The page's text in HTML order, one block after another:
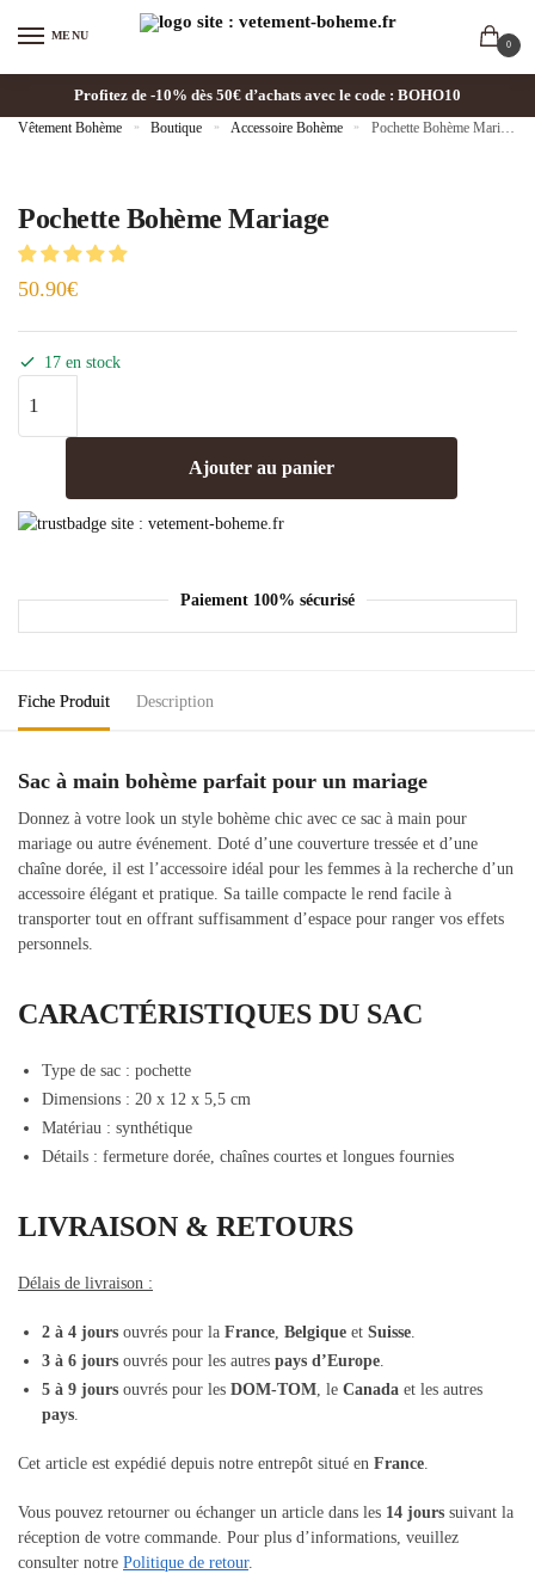
MENU
0
Profitez de -10% dès 50€ d’achats avec le code : BOHO10
Vêtement Bohème » Boutique » Accessoire Bohème » Pochette Bohème Mariage
Pochette Bohème Mariage
50.90€
17 en stock
Ajouter au panier
Paiement 100% sécurisé
Fiche Produit Description
Sac à main bohème parfait pour un mariage
Donnez à votre look un style bohème chic avec ce sac à main pour
mariage ou autre événement. Doté d’une couverture tressée et d’une
chaîne dorée, il est l’accessoire idéal pour les femmes à la recherche d’un
accessoire élégant et pratique. Sa taille compacte le rend facile à
transporter tout en offrant suffisamment d’espace pour ranger vos effets
personnels.
CARACTÉRISTIQUES DU SAC
Type de sac : pochette
Dimensions : 20 x 12 x 5,5 cm
Matériau : synthétique
Détails : fermeture dorée, chaînes courtes et longues fournies
LIVRAISON & RETOURS
Délais de livraison :
2 à 4 jours ouvrés pour la France, Belgique et Suisse.
3 à 6 jours ouvrés pour les autres pays d’Europe.
5 à 9 jours ouvrés pour les DOM-TOM, le Canada et les autres
pays.
Cet article est expédié depuis notre entrepôt situé en France
Vous pouvez retourner ou échanger un article dans les 14 jours suivant la
réception de votre commande. Pour plus d’informations, veuillez
consulter notre Politique de retour.